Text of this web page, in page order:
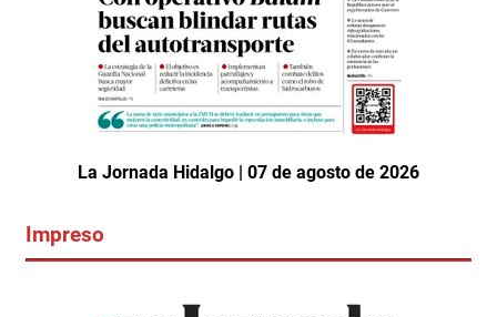
La Jornada Hidalgo | 07 de agosto de 2026
Impreso